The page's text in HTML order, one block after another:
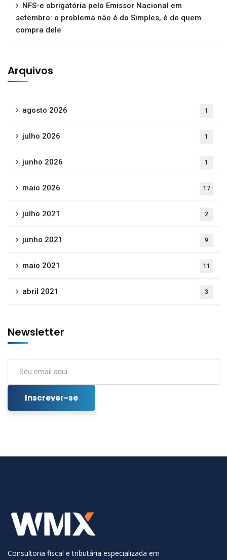
NFS-e obrigatória pelo Emissor Nacional em
setembro: o problema não é do Simples, é de quem
compra dele
Arquivos
agosto 2026 1
julho 2026 1
junho 2026 1
maio 2026 17
julho 2021 2
junho 2021 9
maio 2021 11
abril 2021 3
Newsletter
Consultoria fiscal e tributária especializada em